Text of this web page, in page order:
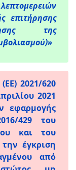
επιτήρησης
της
2021/620
2021
εφαρμογής
429 του
και του
έγκριση
από